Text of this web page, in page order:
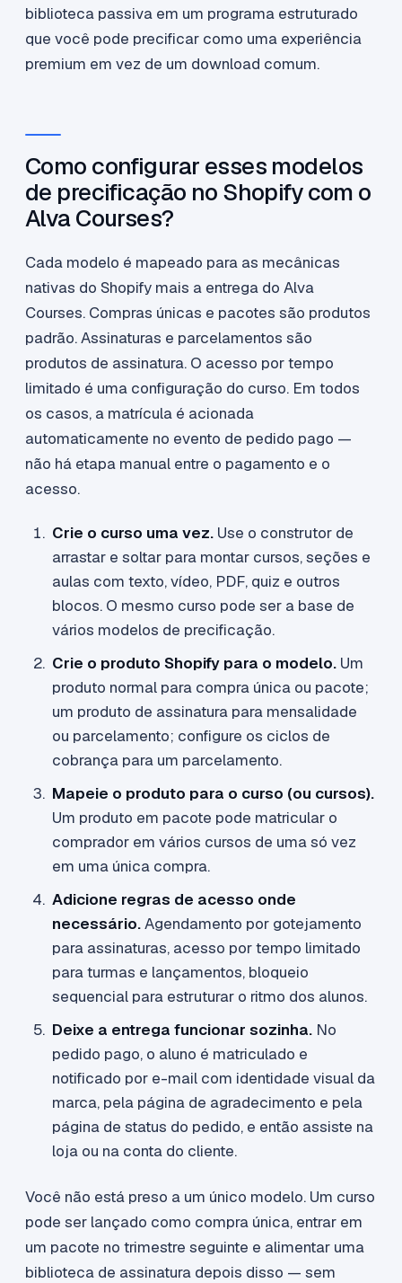
biblioteca passiva em um programa estruturado
que você pode precificar como uma experiência
premium em vez de um download comum.
Como configurar esses modelos
de precificação no Shopify com o
Alva Courses?
Cada modelo é mapeado para as mecânicas
nativas do Shopify mais a entrega do Alva
Courses. Compras únicas e pacotes são produtos
padrão. Assinaturas e parcelamentos são
produtos de assinatura. O acesso por tempo
limitado é uma configuração do curso. Em todos
os casos, a matrícula é acionada
automaticamente no evento de pedido pago —
não há etapa manual entre o pagamento e o
acesso.
Crie o curso uma vez. Use o construtor de
arrastar e soltar para montar cursos, seções e
aulas com texto, vídeo, PDF, quiz e outros
blocos. O mesmo curso pode ser a base de
vários modelos de precificação.
Crie o produto Shopify para o modelo. Um
produto normal para compra única ou pacote;
um produto de assinatura para mensalidade
ou parcelamento; configure os ciclos de
cobrança para um parcelamento.
Mapeie o produto para o curso (ou cursos).
Um produto em pacote pode matricular o
comprador em vários cursos de uma só vez
em uma única compra.
Adicione regras de acesso onde
necessário.Agendamento por gotejamento
para assinaturas, acesso por tempo limitado
para turmas e lançamentos, bloqueio
sequencial para estruturar o ritmo dos alunos.
Deixe a entrega funcionar sozinha. No
pedido pago, o aluno é matriculado e
notificado por e-mail com identidade visual da
marca, pela página de agradecimento e pela
página de status do pedido, e então assiste na
loja ou na conta do cliente.
Você não está preso a um único modelo. Um curso
pode ser lançado como compra única, entrar em
um pacote no trimestre seguinte e alimentar uma
biblioteca de assinatura depois disso — sem